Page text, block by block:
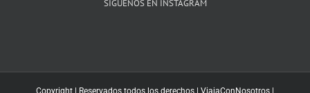
SIGUENOS EN INSTAGRAM
Copyright | Reservados todos los derechos | ViajaConNosotros